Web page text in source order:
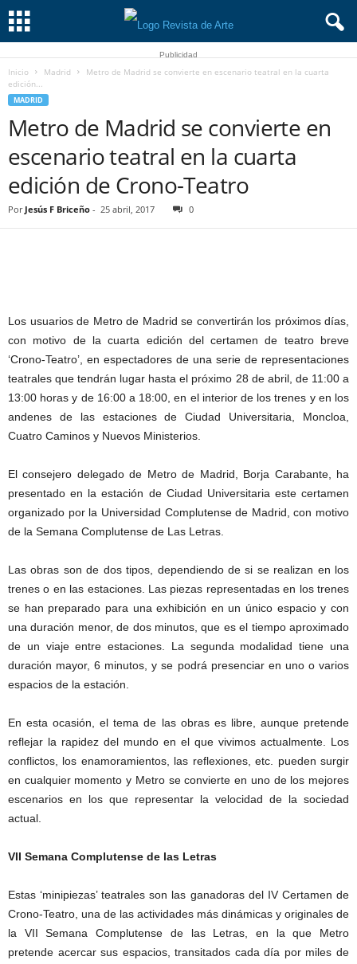
Publicidad
Inicio Madrid
Metro de Madrid se convierte en escenario teatral en la cuarta
edición...
MADRID
Metro de Madrid se convierte en
escenario teatral en la cuarta
edición de Crono-Teatro
Por Jesús F Briceño - 25 abril, 2017 0
Los usuarios de Metro de Madrid se convertirán los próximos días,
con motivo de la cuarta edición del certamen de teatro breve
‘Crono-Teatro’, en espectadores de una serie de representaciones
teatrales que tendrán lugar hasta el próximo 28 de abril, de 11:00 a
13:00 horas y de 16:00 a 18:00, en el interior de los trenes y en los
andenes de las estaciones de Ciudad Universitaria, Moncloa,
Cuatro Caminos y Nuevos Ministerios.
El consejero delegado de Metro de Madrid, Borja Carabante, ha
presentado en la estación de Ciudad Universitaria este certamen
organizado por la Universidad Complutense de Madrid, con motivo
de la Semana Complutense de Las Letras.
Las obras son de dos tipos, dependiendo de si se realizan en los
trenes o en las estaciones. Las piezas representadas en los trenes
se han preparado para una exhibición en un único espacio y con
una duración menor, de dos minutos, que es el tiempo aproximado
de un viaje entre estaciones. La segunda modalidad tiene una
duración mayor, 6 minutos, y se podrá presenciar en uno o varios
espacios de la estación.
En esta ocasión, el tema de las obras es libre, aunque pretende
reflejar la rapidez del mundo en el que vivimos actualmente. Los
conflictos, los enamoramientos, las reflexiones, etc. pueden surgir
en cualquier momento y Metro se convierte en uno de los mejores
escenarios en los que representar la velocidad de la sociedad
actual.
VII Semana Complutense de las Letras
Estas ‘minipiezas’ teatrales son las ganadoras del IV Certamen de
Crono-Teatro, una de las actividades más dinámicas y originales de
la VII Semana Complutense de las Letras, en la que Metro
pretende acercar sus espacios, transitados cada día por miles de